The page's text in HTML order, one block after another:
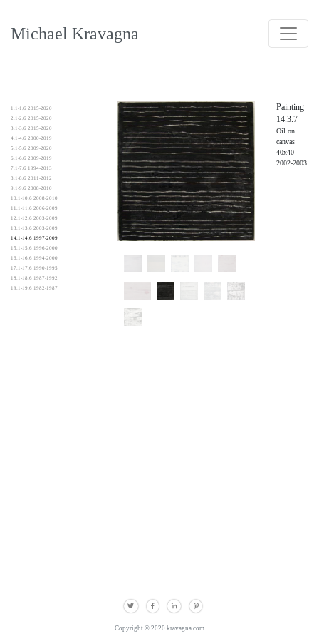
Michael Kravagna
1.1-1.6 2015-2020
2.1-2.6 2015-2020
3.1-3.6 2015-2020
4.1-4.6 2000-2019
5.1-5.6 2009-2020
6.1-6.6 2009-2019
7.1-7.6 1994-2013
8.1-8.6 2011-2012
9.1-9.6 2008-2010
10.1-10.6 2008-2010
11.1-11.6 2006-2009
12.1-12.6 2003-2009
13.1-13.6 2003-2009
14.1-14.6 1997-2009
15.1-15.6 1996-2000
16.1-16.6 1994-2000
17.1-17.6 1990-1995
18.1-18.6 1987-1992
19.1-19.6 1982-1987
Painting
14.3.7
Oil on
canvas
40x40
2002-2003
Copyright © 2020 kravagna.com